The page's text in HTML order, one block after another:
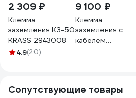
2 309 ₽
Клемма
заземления КЗ-50
KRASS 2943008
4.9(20)
9 100 ₽
Клемма
заземления с
кабелем
Сопутствующие товары